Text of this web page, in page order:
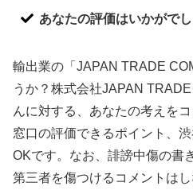
あなたの評価はいかがで
輸出業の「JAPAN TRADE
うか？株式会社JAPAN
んに対する、あなたの考えを
窓口の評価できるポイント、
OKです。なお、誹謗中傷の書
第三者を傷つけるコメントはし